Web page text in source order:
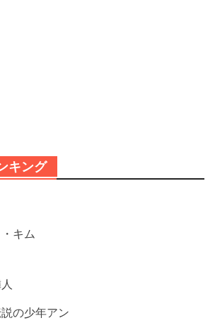
キング
キム
の少年アン